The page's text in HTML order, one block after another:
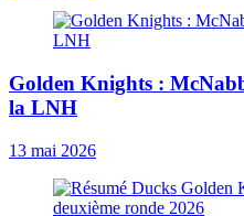
Golden Knights :
la LNH
13 mai 2026